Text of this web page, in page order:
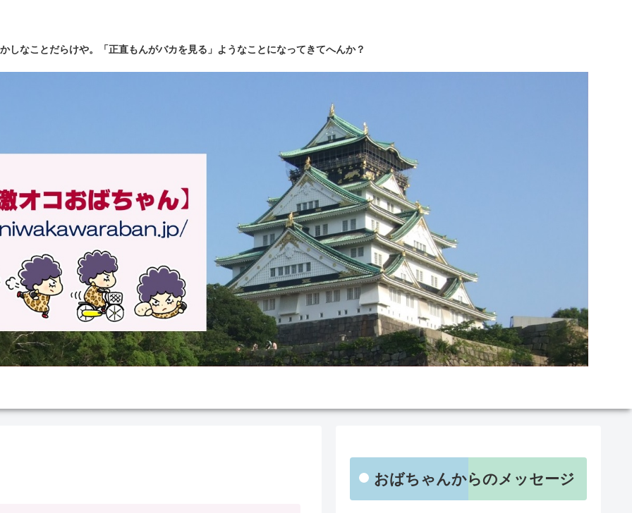
しなことだらけや。「正直もんがバカを見る」ようなことになってきてへんか？
おばちゃんからのメッセージ